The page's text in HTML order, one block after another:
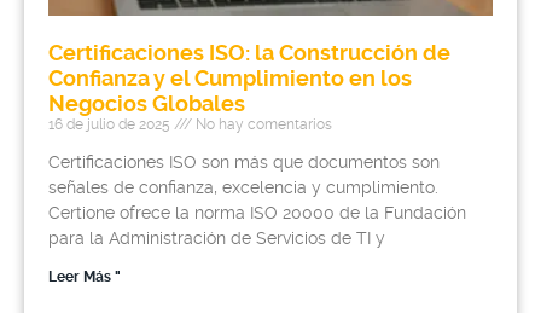
Certificaciones ISO: la Construcción de
Confianza y el Cumplimiento en los
Negocios Globales
16 de julio de 2025 No hay comentarios
Certificaciones ISO son más que documentos son
señales de confianza, excelencia y cumplimiento.
Certione ofrece la norma ISO 20000 de la Fundación
para la Administración de Servicios de TI y
Leer Más "